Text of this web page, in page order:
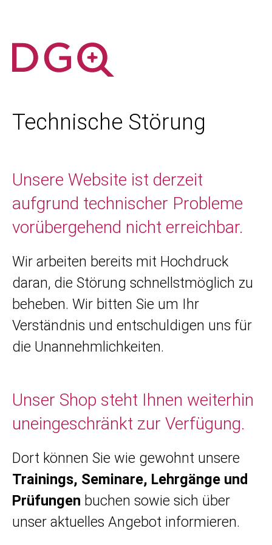
Technische Störung
Unsere Website ist derzeit
aufgrund technischer Probleme
vorübergehend nicht erreichbar.
Wir arbeiten bereits mit Hochdruck
daran, die Störung schnellstmöglich zu
beheben. Wir bitten Sie um Ihr
Verständnis und entschuldigen uns für
die Unannehmlichkeiten.
Unser Shop steht Ihnen weiterhin
uneingeschränkt zur Verfügung.
Dort können Sie wie gewohnt unsere
Trainings, Seminare, Lehrgänge und
Prüfungen buchen sowie sich über
unser aktuelles Angebot informieren.